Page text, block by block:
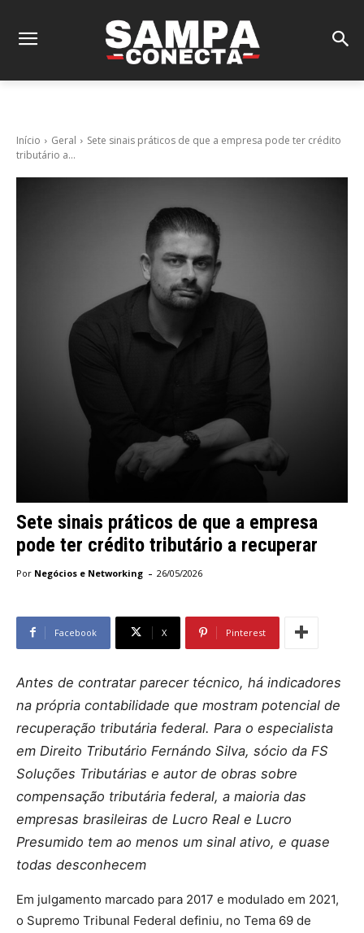
Início Geral
Sete sinais práticos de que a empresa pode ter crédito
tributário a...
Sete sinais práticos de que a empresa
pode ter crédito tributário a recuperar
Por Negócios e Networking - 26/05/2026
Facebook X Pinterest
Antes de contratar parecer técnico, há indicadores
na própria contabilidade que mostram potencial de
recuperação tributária federal. Para o especialista
em Direito Tributário Fernándo Silva, sócio da FS
Soluções Tributárias e autor de obras sobre
compensação tributária federal, a maioria das
empresas brasileiras de Lucro Real e Lucro
Presumido tem ao menos um sinal ativo, e quase
todas desconhecem
Em julgamento marcado para 2017 e modulado em 2021,
o Supremo Tribunal Federal definiu, no Tema 69 de